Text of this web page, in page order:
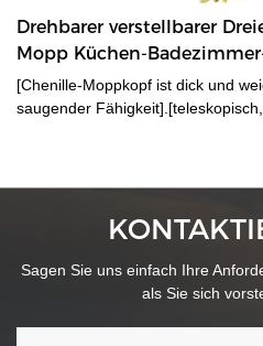
Drehbarer verstellbarer
Mopp Küchen-
[Chenille-Moppkopf ist dick und
saugender
Badewannen,
Sagen Sie uns einfach Ihre
als Sie sich